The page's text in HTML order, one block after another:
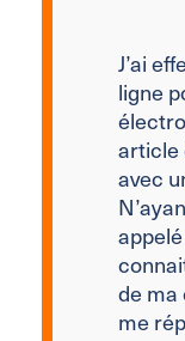
J’ai
ligne
article
avec
de ma
me